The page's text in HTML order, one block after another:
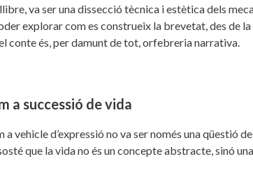
va ser una dissecció tècnica i estètica dels
explorar com es construeix la brevetat, des de
conte és, per damunt de tot, orfebreria narrativa.
a successió de vida
vehicle d’expressió no va ser només una qüestió
que la vida no és un concepte abstracte, sinó